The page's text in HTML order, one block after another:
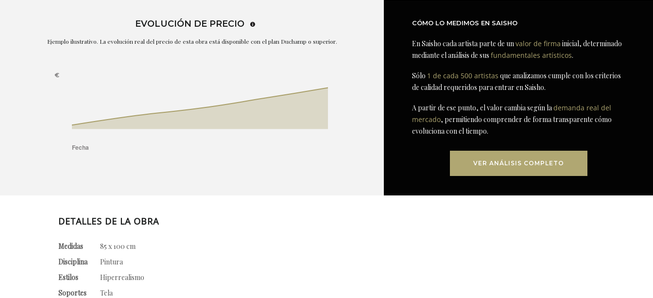
EVOLUCIÓN DE PRECIO
Ejemplo ilustrativo. La evolución real del precio de esta obra está disponible con el plan Duchamp o superior.
CÓMO LO MEDIMOS EN SAISHO
En Saisho cada artista parte de unvalor de firma inicial, determinado
mediante el análisis de susfundamentales artísticos.
Sólo 1 de cada 500 artistas que analizamos cumple con los criterios
de calidad requeridos para entrar en Saisho.
A partir de ese punto, el valor cambia según lademanda real del
mercado, permitiendo comprender de forma transparente cómo
evoluciona con el tiempo.
VER ANÁLISIS COMPLETO
DETALLES DE LA OBRA
Medidas
85 x 100 cm
Disciplina
Pintura
Estilos
Hiperrealismo
Soportes
Tela